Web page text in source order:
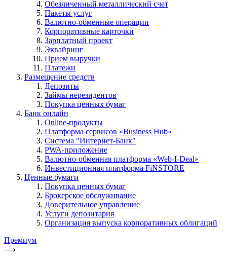
Обезличенный металлический счет
Пакеты услуг
Валютно-обменные операции
Корпоративные карточки
Зарплатный проект
Эквайринг
Прием выручки
Платежи
Размещение средств
Депозиты
Займы нерезидентов
Покупка ценных бумаг
Банк онлайн
Online-продукты
Платформа сервисов «Business Hub»
Система "Интернет-Банк"
PWA-приложение
Валютно-обменная платформа «Web-I-Deal»
Инвестиционная платформа FiNSTORE
Ценные бумаги
Покупка ценных бумаг
Брокерское обслуживание
Доверительное управление
Услуги депозитария
Организация выпуска корпоративных облигаций
Премиум
⟶